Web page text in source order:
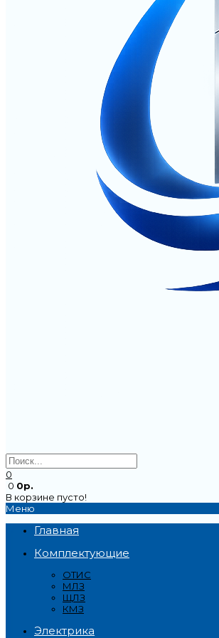
0
0 0р.
В корзине пусто!
Меню
Главная
Комплектующие
ОТИС
МЛЗ
ЩЛЗ
КМЗ
Электрика